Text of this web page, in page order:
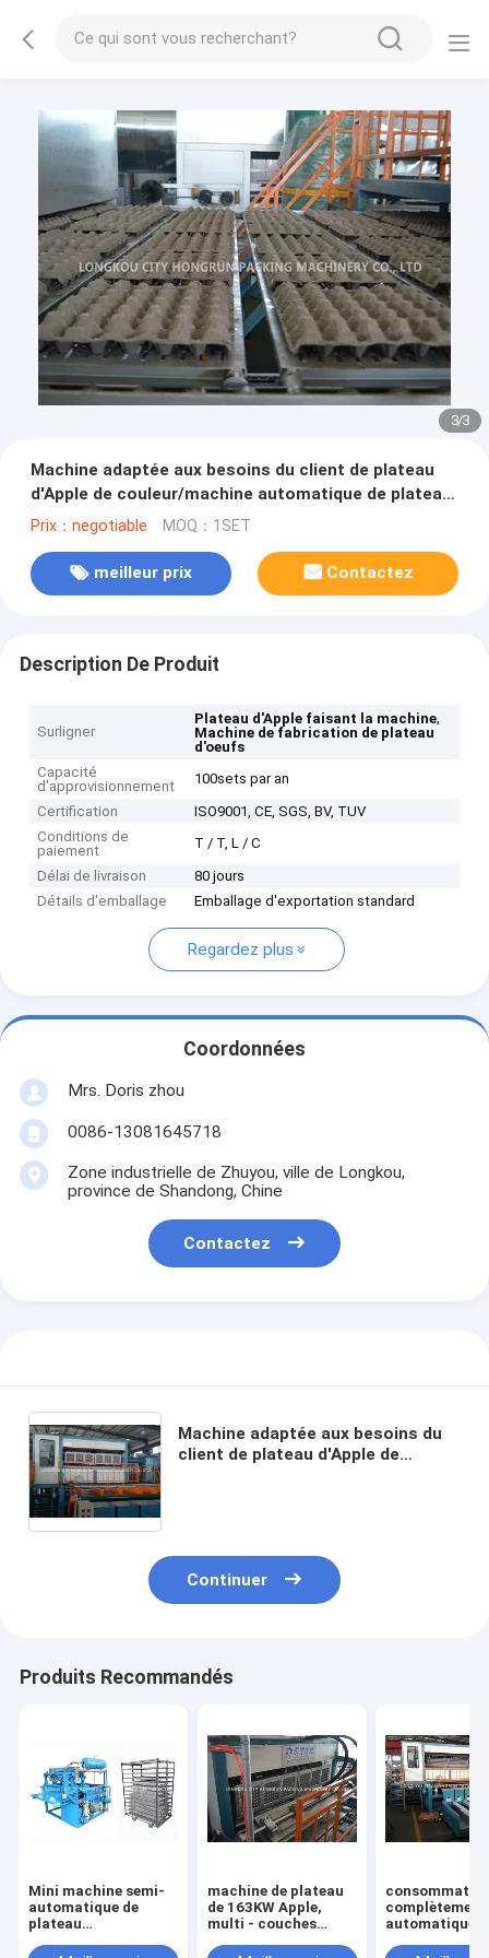
1/3
Machine adaptée aux besoins du client de plateau
d'Apple de couleur/machine automatique de plateau
d'oeufs
Prix：negotiable MOQ：1SET
meilleur prix Contactez
Description De Produit
Surligner
Plateau d'Apple faisant la machine,
Machine de fabrication de plateau
d'oeufs
Capacité
d'approvisionnement
100sets par an
Certification
ISO9001, CE, SGS, BV, TUV
Conditions de
paiement
T / T, L / C
Délai de livraison
80 jours
Détails d'emballage
Emballage d'exportation standard
Regardez plus
Coordonnées
Mrs. Doris zhou
0086-13081645718
Zone industrielle de Zhuyou, ville de Longkou,
province de Shandong, Chine
Contactez
Machine adaptée aux besoins du
client de plateau d'Apple de
Continuer
Produits Recommandés
Mini machine semi-
automatique de
plateau
machine de plateau
de 163KW Apple,
multi - couches
complètement
automatique